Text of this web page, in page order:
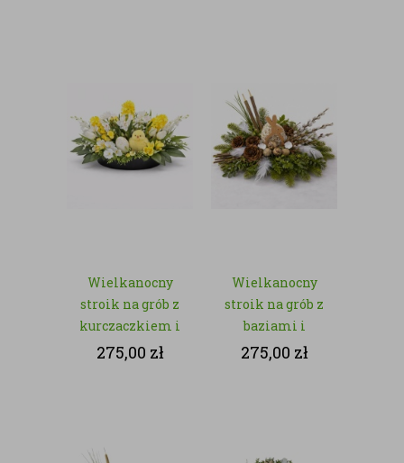
Wielkanocny
stroik na grób z
kurczaczkiem i
jajkiem –
275,00 zł
Wielkanocny
stroik na grób z
baziami i
zajączkiem – z
275,00 zł